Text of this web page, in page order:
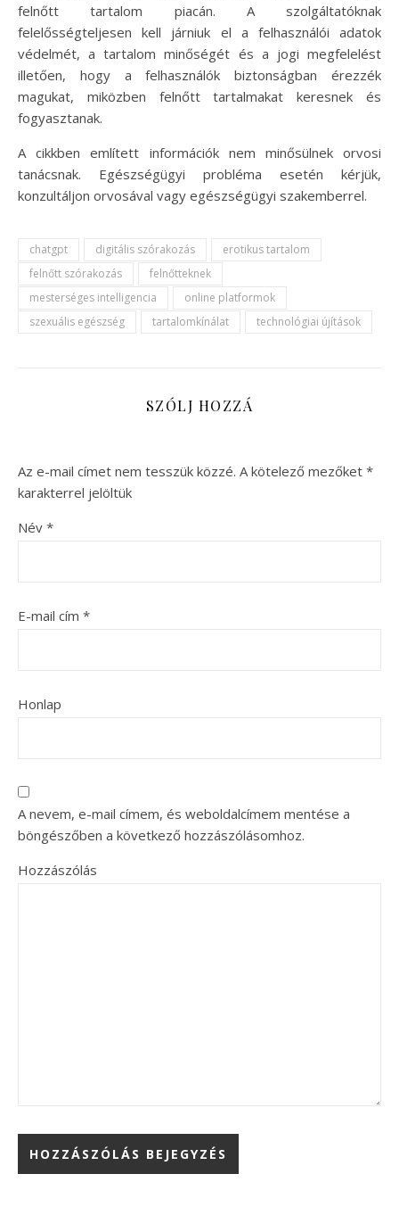
felnőtt tartalom piacán. A szolgáltatóknak
felelősségteljesen kell járniuk el a felhasználói adatok
védelmét, a tartalom minőségét és a jogi megfelelést
illetően, hogy a felhasználók biztonságban érezzék
magukat, miközben felnőtt tartalmakat keresnek és
fogyasztanak.
A cikkben említett információk nem minősülnek orvosi
tanácsnak. Egészségügyi probléma esetén kérjük,
konzultáljon orvosával vagy egészségügyi szakemberrel.
chatgpt digitális szórakozás
erotikus tartalom
felnőtt szórakozás
felnőtteknek
mesterséges intelligencia
online platformok
szexuális egészség
tartalomkínálat technológiai újítások
SZÓLJ HOZZÁ
Az e-mail címet nem tesszük közzé. A kötelező mezőket *
karakterrel jelöltük
Név *
E-mail cím *
Honlap
A nevem, e-mail címem, és weboldalcímem mentése a
böngészőben a következő hozzászólásomhoz.
Hozzászólás